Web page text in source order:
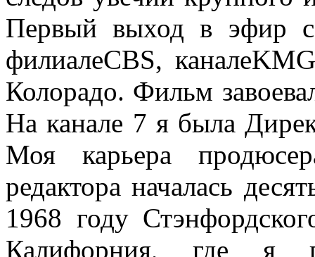
Первый выход в эфир
филиалеCBS,
Колорадо. Фильм
На канале 7 я была
Моя карьера
редактора началась
1968 году
Калифорния, где я